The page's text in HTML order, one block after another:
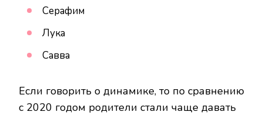
Серафим
Лука
Савва
Если говорить о динамике, то по сравнению
с 2020 годом родители стали чаще давать